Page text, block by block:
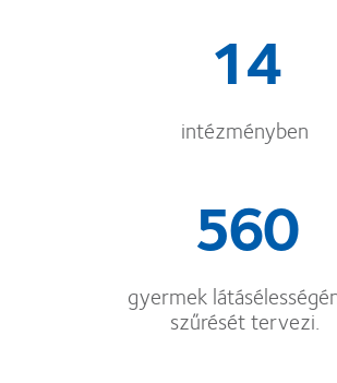
14
intézményben
560
gyermek
szűrését tervezi.